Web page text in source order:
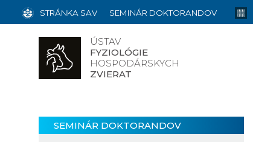
ÚSTAV
FYZIOLÓGIE
HOSPODÁRSKYCH
ZVIERAT
STRÁNKA SAV SEMINÁR DOKTORANDOV
SEMINÁR DOKTORANDOV